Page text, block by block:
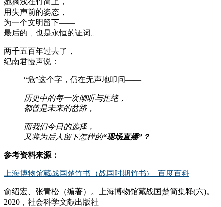
她搁浅在竹简上，
用失声前的姿态，
为一个文明留下——
最后的，也是永恒的证词。
两千五百年过去了，
纪南君慢声说：
“危”这个字，仍在无声地叩问——
历史中的每一次倾听与拒绝，
都曾是未来的岔路，
而我们今日的选择，
又将为后人留下怎样的“现场直播”？
参考资料来源：
上海博物馆藏战国楚竹书（战国时期竹书）_百度百科
俞绍宏、张青松（编著）。上海博物馆藏战国楚简集释(六)。
2020，社会科学文献出版社